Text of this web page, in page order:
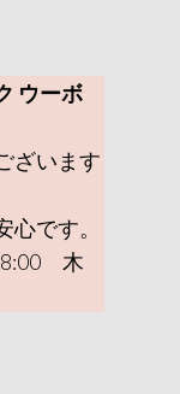
ウーボ
ざいます
です。
木